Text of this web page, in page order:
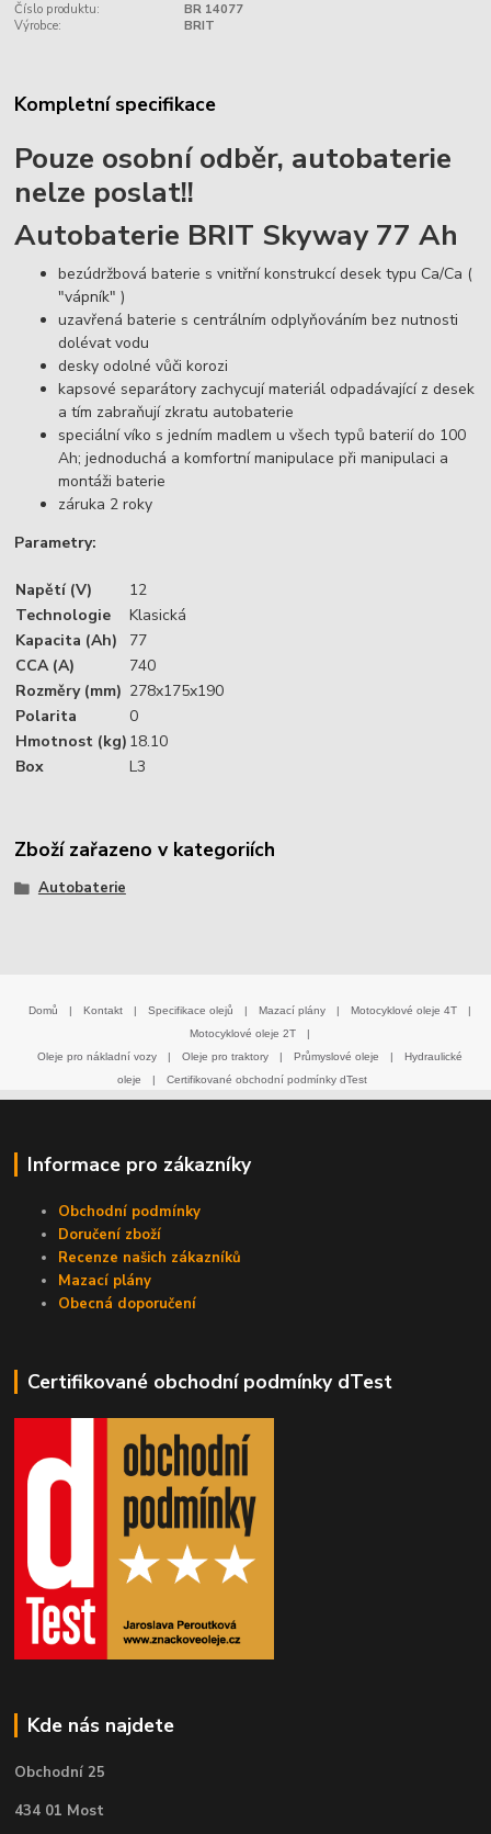
Číslo produktu:
BR 14077
Výrobce:
BRIT
Kompletní specifikace
Pouze osobní odběr, autobaterie
nelze poslat!!
Autobaterie BRIT Skyway 77 Ah
bezúdržbová baterie s vnitřní konstrukcí desek typu Ca/Ca (
"vápník" )
uzavřená baterie s centrálním odplyňováním bez nutnosti
dolévat vodu
desky odolné vůči korozi
kapsové separátory zachycují materiál odpadávající z desek
a tím zabraňují zkratu autobaterie
speciální víko s jedním madlem u všech typů baterií do 100
Ah; jednoduchá a komfortní manipulace při manipulaci a
montáži baterie
záruka 2 roky
Parametry:
Napětí (V)
12
Technologie
Klasická
Kapacita (Ah)
77
CCA (A)
740
Rozměry (mm) 278x175x190
Polarita
0
Hmotnost (kg) 18.10
Box
L3
Zboží zařazeno v kategoriích
Autobaterie
Domů | Kontakt | Specifikace olejů | Mazací plány | Motocyklové oleje 4T
|
Motocyklové oleje 2T
|
Oleje pro nákladní vozy
| Oleje pro traktory | Průmyslové oleje |
Hydraulické
oleje
| Certifikované obchodní podmínky dTest
Informace pro zákazníky
Obchodní podmínky
Doručení zboží
Recenze našich zákazníků
Mazací plány
Obecná doporučení
Certifikované obchodní podmínky dTest
Kde nás najdete
Obchodní 25
434 01 Most